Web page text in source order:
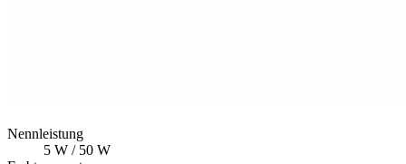
Nennleistung
5 W / 50 W